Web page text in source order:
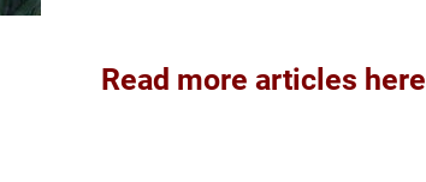
Read more articles here